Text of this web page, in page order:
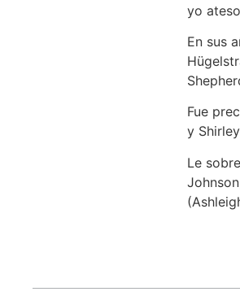
yo
En sus
Fue
y
Le